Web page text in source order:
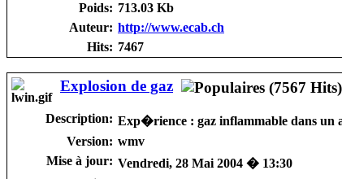
Poids: 713.03 Kb
Auteur: http://www.ecab.ch
Hits: 7467
Explosion de gaz
Description: Exp�rience : gaz inflammable dans un
Version: wmv
Mise à jour: Vendredi, 28 Mai 2004 � 13:30